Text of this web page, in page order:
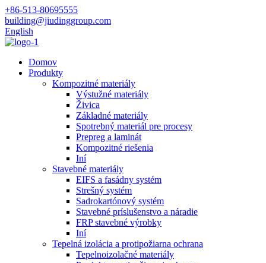
+86-513-80695555
building@jiudinggroup.com
English
Domov
Produkty
Kompozitné materiály
Výstužné materiály
Živica
Základné materiály
Spotrebný materiál pre procesy
Prepreg a laminát
Kompozitné riešenia
Iní
Stavebné materiály
EIFS a fasádny systém
Strešný systém
Sadrokartónový systém
Stavebné príslušenstvo a náradie
FRP stavebné výrobky
Iní
Tepelná izolácia a protipožiarna ochrana
Tepelnoizolačné materiály